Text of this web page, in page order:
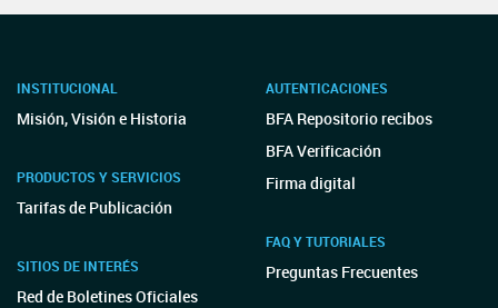
INSTITUCIONAL
Misión, Visión e Historia
PRODUCTOS Y SERVICIOS
Tarifas de Publicación
SITIOS DE INTERÉS
Red de Boletines Oficiales
AUTENTICACIONES
BFA Repositorio recibos
BFA Verificación
Firma digital
FAQ Y TUTORIALES
Preguntas Frecuentes